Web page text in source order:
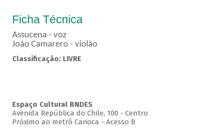
Ficha Técnica
Assucena - voz
João Camarero - violão
Classificação: LIVRE
Espaço Cultural BNDES
Avenida República do Chile, 100 - Centro
Próximo ao metrô Carioca - Acesso B